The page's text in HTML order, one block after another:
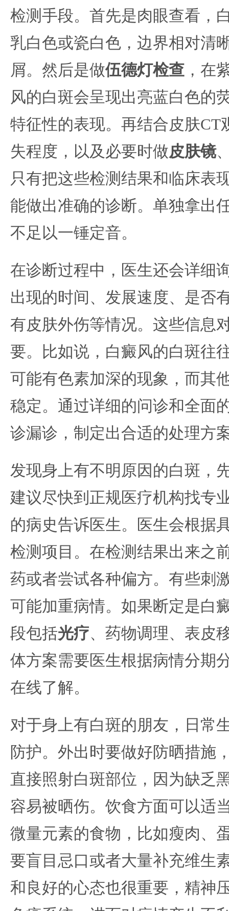
检测手段。首先是肉眼查看，
乳白色或瓷白色，边界相对清
屑。然后是做伍德灯检查 ，在
风的白斑会呈现出亮蓝白色的
特征性的表现。再结合皮肤CT
失程度，以及必要时做皮肤镜
只有把这些检测结果和临床表
能做出准确的诊断。单独拿出
不足以一锤定音。
在诊断过程中，医生还会详细
出现的时间、发展速度、是否
有皮肤外伤等情况。这些信息
要。比如说，白癜风的白斑往
可能有色素加深的现象，而其
稳定。通过详细的问诊和全面
诊漏诊，制定出合适的处理方
发现身上有不明原因的白斑，
建议尽快到正规医疗机构找专
的病史告诉医生。医生会根据
检测项目。在检测结果出来之
药或者尝试各种偏方。有些刺
可能加重病情。如果断定是白
段包括光疗、药物调理、表皮
体方案需要医生根据病情分期
在线了解。
对于身上有白斑的朋友，日常
防护。外出时要做好防晒措施
直接照射白斑部位，因为缺乏
容易被晒伤。饮食方面可以适
微量元素的食物，比如瘦肉、
要盲目忌口或者大量补充维生
和良好的心态也很重要，精神